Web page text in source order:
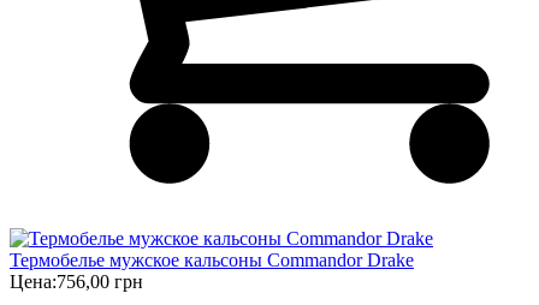
Термобелье мужское кальсоны Commandor Drake
Цена:756,00 грн